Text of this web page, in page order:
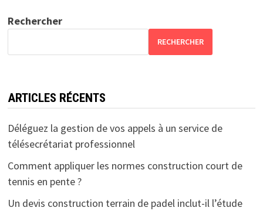
Rechercher
RECHERCHER
ARTICLES RÉCENTS
Déléguez la gestion de vos appels à un service de
télésecrétariat professionnel
Comment appliquer les normes construction court de
tennis en pente ?
Un devis construction terrain de padel inclut-il l’étude